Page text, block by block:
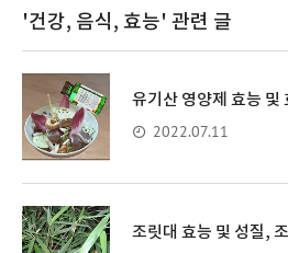
'건강, 음식, 효능' 관련 글
유기산 영양제 효능 및
2022.07.11
조릿대 효능 및 성질,